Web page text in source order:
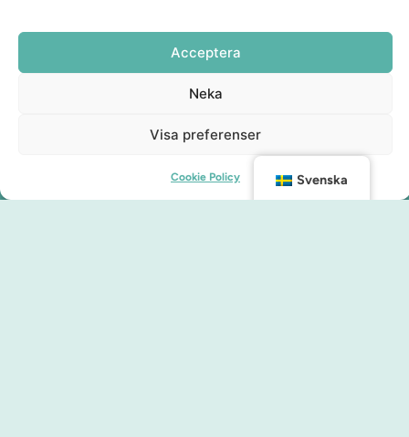
Acceptera
Neka
Visa preferenser
Cookie Policy Svenska